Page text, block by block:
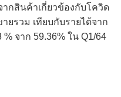
กสินค้าเกี่ยวข้องกับโควิด
รวม เทียบกับรายได้จาก
จาก 59.36% ใน Q1/64